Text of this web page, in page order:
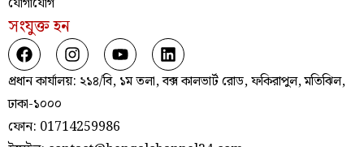
সংযুক্ত হন
প্রধান কার্যালয়: ২১৪/বি, ১ম তলা, বক্স কালভার্ট রোড, ফকিরাপুল, মতিঝিল,
ঢাকা-১০০০
ফোন: 01714259986